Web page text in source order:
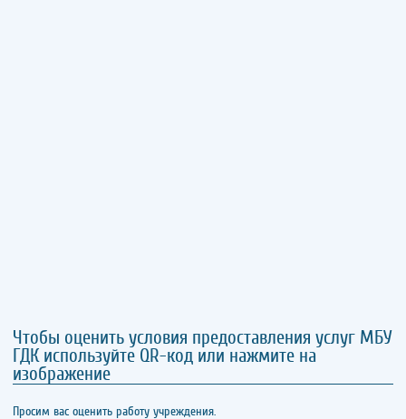
Чтобы оценить условия предоставления услуг МБУ
ГДК используйте QR-код или нажмите на
изображение
Просим вас оценить работу учреждения.